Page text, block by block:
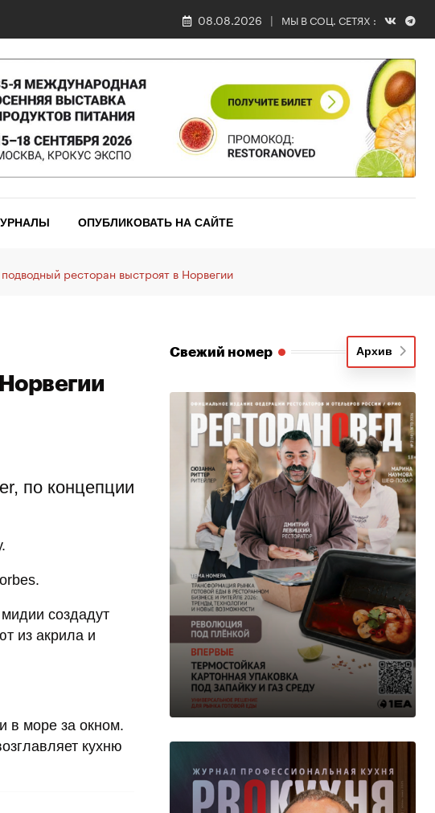
08.08.2026 МЫ В СОЦ. СЕТЯХ :
ОПУБЛИКОВАТЬ НА САЙТЕ
ресторан выстроят в Норвегии
по концепции
создадут
из акрила и
в море за окном.
кухню
Свежий номер Архив